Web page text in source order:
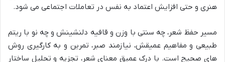
هنری و حتی افزایش اعتماد به نفس در تعاملات اجتماعی می شود.
مسیر حفظ شعر، چه سنتی با وزن و قافیه دلنشینش و چه نو با ریتم
طبیعی و مفاهیم عمیقش، نیازمند صبر، تمرین و به کارگیری روش
های صحیح است. با درک عمیق معنای شعر، تجزیه و تحلیل ساختار